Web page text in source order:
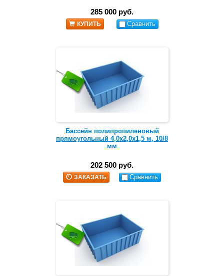
285 000 руб.
КУПИТЬ Сравнить
Бассейн полипропиленовый
прямоугольный 4,0х2,0х1,5 м, 10/8
мм
202 500 руб.
ЗАКАЗАТЬ Сравнить